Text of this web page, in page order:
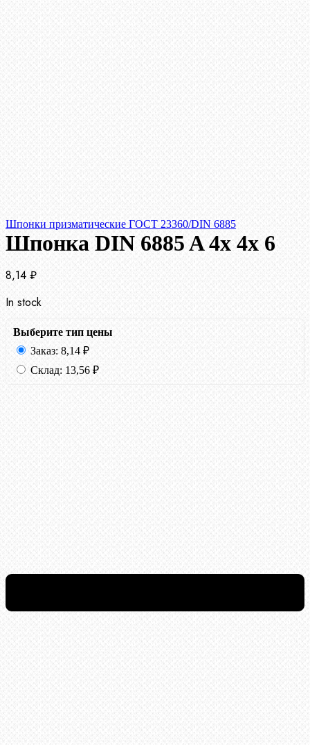
Шпонки призматические ГОСТ 23360/DIN 6885
Шпонка DIN 6885 A 4x 4x 6
8,14 ₽
In stock
Выберите тип цены
Заказ: 8,14 ₽
Склад: 13,56 ₽